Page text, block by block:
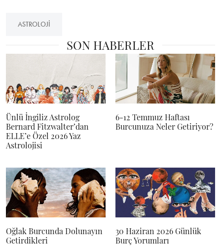
ASTROLOJI
SON HABERLER
Ünlü İngiliz Astrolog
Bernard Fitzwalter’dan
ELLE’e Özel 2026 Yaz
Astrolojisi
6-12 Temmuz Haftası
Burcunuza Neler Getiriyor?
Oğlak Burcunda Dolunayın
Getirdikleri
30 Haziran 2026 Günlük
Burç Yorumları